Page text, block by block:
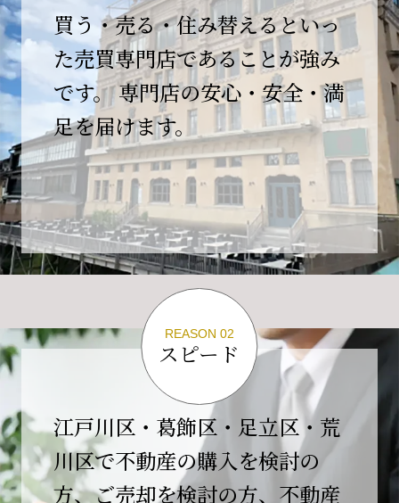
平素より格別のご愛顧を賜り、誠にありがとう
ございます。
誠に勝手ながら、弊社開業10周年イベント開催
の為、
４月２６日(日)は臨時休業とさせていただきま
す。
これもひとえに皆様のご支援の賜物と、心より感謝申し上
げます。
ご不便をおかけしますが、何卒よろしくお願い
いたします。
翌日より通常営業いたします。
【開業10周年のご挨拶】
平素より格別のご高配を賜り、誠にありがとう
ございます。
おかげさまで当社は、2026年2月1日をもちまし
て開業10周年を迎えることができました。
買う・売る・住み替えるといっ
た売買専門店であることが強み
です。 専門店の安心・安全・満
足を届けます。
REASON 02
スピード
江戸川区・葛飾区・足立区・荒
川区で不動産の購入を検討の
方、ご売却を検討の方、不動産